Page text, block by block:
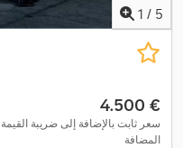
1 / 5
‏4.500 €
سعر ثابت بالإضافة إلى ضريبة القيمة
المضافة